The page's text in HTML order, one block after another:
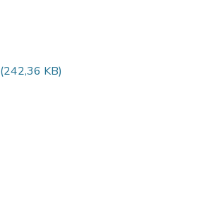
(242,36 KB)